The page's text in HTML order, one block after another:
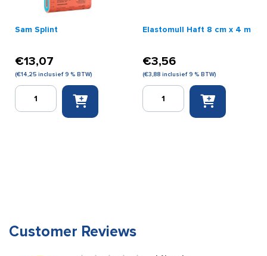
Sam Splint
€13,07
(€14,25 inclusief 9 % BTW)
Sam
Elastomull Haft 8 cm x 4 m
€3,56
(€3,88 inclusief 9 % BTW)
Elastomull
Customer Reviews